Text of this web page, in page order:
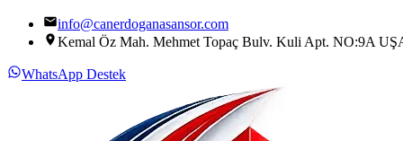
info@canerdoganasansor.com
Kemal Öz Mah. Mehmet Topaç Bulv. Kuli Apt. NO:9A
WhatsApp Destek